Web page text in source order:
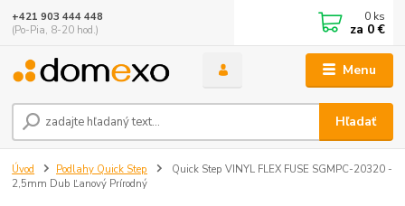
Menu
Hľadať
+421 903 444 448
(Po-Pia, 8-20 hod.)
0 ks
za 0 €
Úvod Podlahy Quick Step
Quick Step VINYL FLEX FUSE SGMPC-20320 -
2,5mm Dub Ľanový Prírodný